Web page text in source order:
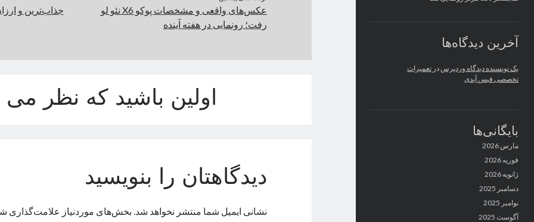
آخرین دیدگاه‌ها
یک نویسنده دیدگاه وردپرس در تعمیرات
تخصصی فیس آیدی
بایگانی‌ها
مارس 2026
فوریه 2026
ژانویه 2026
دسامبر 2025
نوامبر 2025
آگوست 2025
عکس‌های واقعی و مشخصات پوکو X6 نئو لو
رفت؛ رونمایی در هفته آینده
جذاب‌ترین و
اولین باشید که نظر می
دیدگاهتان را بنویسید
نشانی ایمیل شما منتشر نخواهد شد. بخش‌های موردنیاز علامت‌گذاری